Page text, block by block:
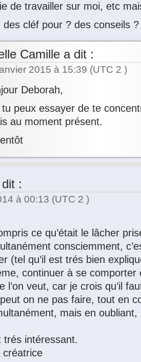
de travailler sur moi, etc
des cléf pour ? des conseils
Camille a dit :
2015 à 15:39 (UTC 2 )
Deborah,
tu peux essayer de te
au moment présent.
:
à 00:13 (UTC 2 )
ce qu’était le lâcher
consciemment,
(tel qu’il est trés bien
continuer à se comporter
l’on veut, car je crois qu’il
on ne pas faire, tout en
mais en
trés intéressant.
créatrice